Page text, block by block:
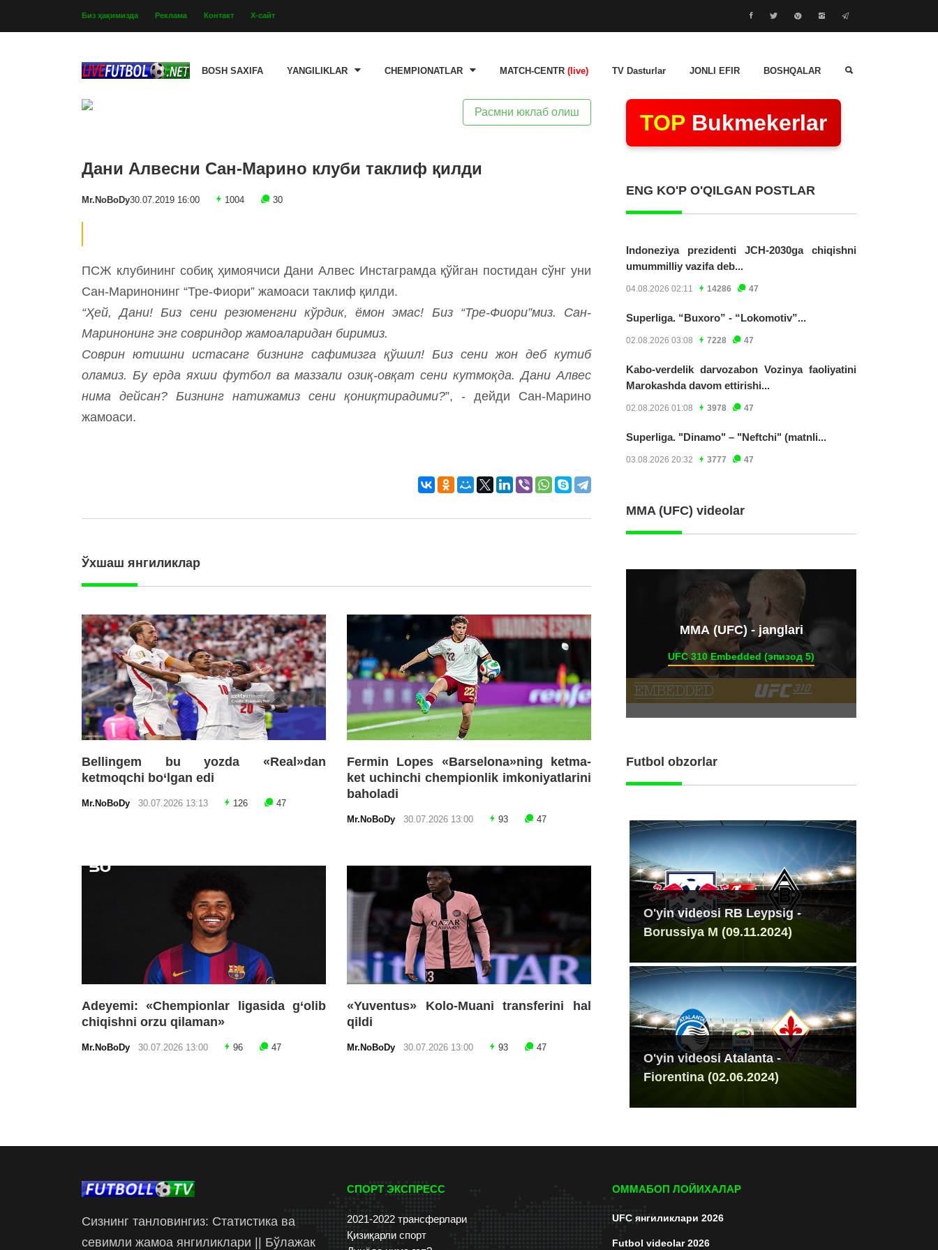
Биз ҳақимизда Реклама Контакт Х-сайт
BOSH SAXIFA YANGILIKLAR CHEMPIONATLAR MATCH-CENTR (live) TV Dasturlar JONLI EFIR BOSHQALAR
Расмни юклаб олиш
Дани Алвесни Сан-Марино клуби таклиф қилди
Mr.NoBoDy30.07.2019 16:00 1004 30
ПСЖ клубининг собиқ ҳимоячиси Дани Алвес Инстаграмда қўйган постидан сўнг уни
Сан-Маринонинг “Тре-Фиори” жамоаси таклиф қилди.
“Ҳей, Дани! Биз сени резюменгни кўрдик, ёмон эмас! Биз “Тре-Фиори”миз. Сан-
Маринонинг энг совриндор жамоаларидан биримиз.
Соврин ютишни истасанг бизнинг сафимизга қўшил! Биз сени жон деб кутиб
оламиз. Бу ерда яхши футбол ва маззали озиқ-овқат сени кутмоқда. Дани Алвес
нима дейсан? Бизнинг натижамиз сени қониқтирадими?”, - дейди Сан-Марино
жамоаси.
Ўхшаш янгиликлар
Bellingem bu yozda «Real»dan
ketmoqchi bo‘lgan edi
Mr.NoBoDy 30.07.2026 13:13 126 47
Fermin Lopes «Barselona»ning ketma-
ket uchinchi chempionlik imkoniyatlarini
baholadi
Mr.NoBoDy 30.07.2026 13:00 93 47
Adeyemi: «Chempionlar ligasida g‘olib
chiqishni orzu qilaman»
Mr.NoBoDy 30.07.2026 13:00 96 47
«Yuventus» Kolo-Muani transferini hal
qildi
Mr.NoBoDy 30.07.2026 13:00 93 47
TOP Bukmekerlar
ENG KO'P O'QILGAN POSTLAR
Indoneziya prezidenti JCH-2030ga chiqishni
umummilliy vazifa deb...
04.08.2026 02:11 14286 47
Superliga. “Buxoro” - “Lokomotiv”...
02.08.2026 03:08 7228 47
Kabo-verdelik darvozabon Vozinya faoliyatini
Marokashda davom ettirishi...
02.08.2026 01:08 3978 47
Superliga. "Dinamo" – "Neftchi" (matnli...
03.08.2026 20:32 3777 47
MMA (UFC) videolar
ММА (UFC) - janglari
UFC 310 Embedded (эпизод 5)
Futbol obzorlar
O'yin videosi RB Leypsig -
Borussiya M (09.11.2024)
O'yin videosi Atalanta -
Fiorentina (02.06.2024)
Сизнинг танловингиз: Статистика ва
севимли жамоа янгиликлари || Бўлажак
СПОРТ ЭКСПРЕСС
2021-2022 трансферлари
Қизиқарли спорт
ОММАБОП ЛОЙИХАЛАР
UFC янгиликлари 2026
Futbol videolar 2026